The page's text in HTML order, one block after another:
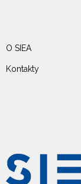
O SIEA
Kontakty